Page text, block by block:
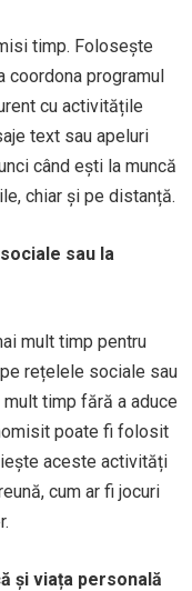
timp. Folosește
coordona programul
cu activitățile
text sau apeluri
când ești la muncă
chiar și pe distanță.
sau la
mult timp pentru
rețelele sociale sau
timp fără a aduce
poate fi folosit
aceste activități
cum ar fi jocuri
și viața personală